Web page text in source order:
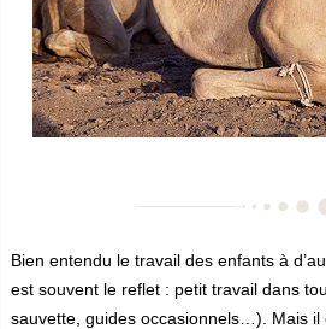
Bien entendu le travail des enfants à
est souvent le reflet : petit travail dans
sauvette, guides occasionnels…). Mais